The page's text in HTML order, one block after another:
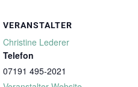
VERANSTALTER
Christine Lederer
Telefon
07191 495-2021